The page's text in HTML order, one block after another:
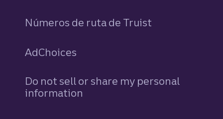
Números de ruta de Truist
AdChoices
Do not sell or share my personal
information